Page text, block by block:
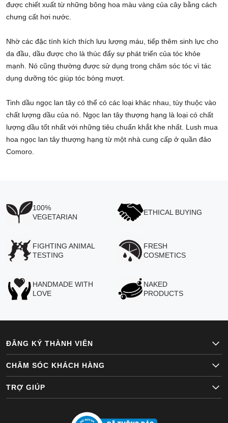
được chiết xuất từ những bông hoa màu vàng của cây bằng cách
chưng cất hơi nước.
Nhờ các đặc tính kích thích lưu lượng máu, tiếp thêm sinh lực cho
da đầu, dầu được cho là thúc đẩy sự phát triển của tóc khỏe
mạnh. Nó cũng thường được sử dụng trong chăm sóc tóc vì tác
dụng dưỡng tóc giúp tóc bóng mượt.
Tinh dầu ngọc lan tây có thể có các loại khác nhau, tùy thuộc vào
chất lượng dầu của nó. Ngọc lan tây thượng hạng là loại có chất
lượng dầu tốt nhất với những tiêu chuẩn khắt khe nhất. Lush mua
hoa ngọc lan tây thượng hạng từ một nhà cung cấp ở quần đảo
Comoro.
100%
VEGETARIAN
ETHICAL BUYING
FIGHTING ANIMAL
TESTING
FRESH
COSMETICS
HANDMADE WITH
LOVE
NAKED
PRODUCTS
ĐĂNG KÝ THÀNH VIÊN
CHĂM SÓC KHÁCH HÀNG
TRỢ GIÚP